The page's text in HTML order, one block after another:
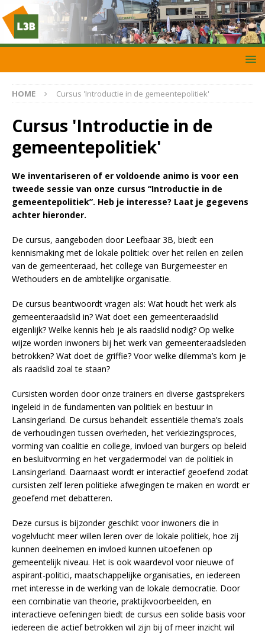
HOME Cursus 'Introductie in de gemeentepolitiek'
Cursus 'Introductie in de
gemeentepolitiek'
We inventariseren of er voldoende animo is voor een
tweede sessie van onze cursus “Introductie in de
gemeentepolitiek”. Heb je interesse? Laat je gegevens
achter hieronder.
De cursus, aangeboden door Leefbaar 3B, biedt een
kennismaking met de lokale politiek: over het reilen en zeilen
van de gemeenteraad, het college van Burgemeester en
Wethouders en de ambtelijke organisatie.
De cursus beantwoordt vragen als: Wat houdt het werk als
gemeenteraadslid in? Wat doet een gemeenteraadslid
eigenlijk? Welke kennis heb je als raadslid nodig? Op welke
wijze worden inwoners bij het werk van gemeenteraadsleden
betrokken? Wat doet de griffie? Voor welke dilemma’s kom je
als raadslid zoal te staan?
Cursisten worden door onze trainers en diverse gastsprekers
ingeleid in de fundamenten van politiek en bestuur in
Lansingerland. De cursus behandelt essentiële thema’s zoals
de verhoudingen tussen overheden, het verkiezingsproces,
vorming van coalitie en college, invloed van burgers op beleid
en besluitvorming en het vergadermodel van de politiek in
Lansingerland. Daarnaast wordt er interactief geoefend zodat
cursisten zelf leren politieke afwegingen te maken en wordt er
geoefend met debatteren.
Deze cursus is bijzonder geschikt voor inwoners die in
vogelvlucht meer willen leren over de lokale politiek, hoe zij
kunnen deelnemen en invloed kunnen uitoefenen op
gemeentelijk niveau. Het is ook waardevol voor nieuwe of
aspirant-politici, maatschappelijke organisaties, en iedereen
met interesse in de werking van de lokale democratie. Door
een combinatie van theorie, praktijkvoorbeelden, en
interactieve oefeningen biedt de cursus een solide basis voor
iedereen die actief betrokken wil zijn bij of meer inzicht wil